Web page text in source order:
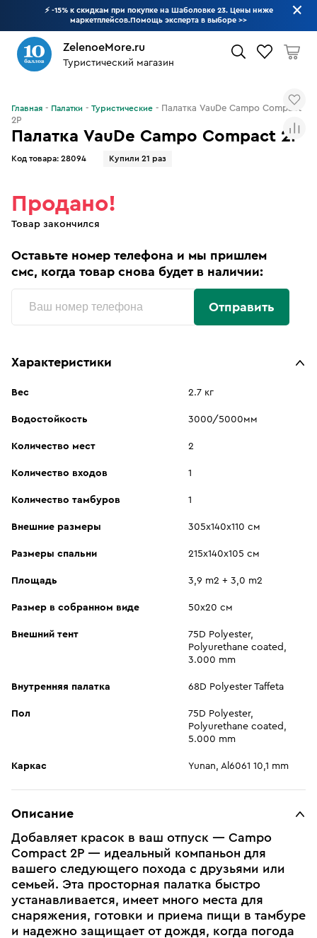
⚡ -15% к скидкам при покупке на Шаболовке 23. Цены ниже
маркетплейсов.Помощь эксперта в выборе >>
ZelenoeMore.ru
Туристический магазин
Палатка VauDe Campo Compact 2P
Код товара: 28094 Купили 21 раз
Главная Палатки Туристические
Палатка VauDe Campo Compact
2P
Продано!
Товар закончился
Оставьте номер телефона и мы пришлем
смс, когда товар снова будет в наличии:
Отправить
Характеристики
Вес 2.7 кг
Водостойкость 3000/5000мм
Количество мест 2
Количество входов 1
Количество тамбуров 1
Внешние размеры 305х140х110 см
Размеры спальни 215х140х105 см
Площадь 3,9 m2 + 3,0 m2
Размер в собранном виде 50х20 см
Внешний тент
75D Polyester,
Polyurethane coated,
3.000 mm
Внутренняя палатка 68D Polyester Taffeta
Пол
75D Polyester,
Polyurethane coated,
5.000 mm
Каркас Yunan, Al6061 10,1 mm
Описание
Добавляет красок в ваш отпуск — Campo
Compact 2P — идеальный компаньон для
вашего следующего похода с друзьями или
семьей. Эта просторная палатка быстро
устанавливается, имеет много места для
снаряжения, готовки и приема пищи в тамбуре
и надежно защищает от дождя, когда погода